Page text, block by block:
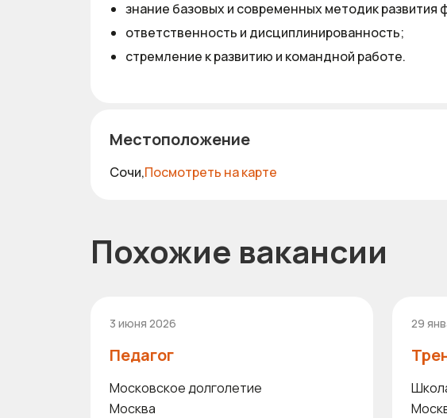
знание базовых и современных методик развития
ответственность и дисциплинированность;
стремление к развитию и командной работе.
Местоположение
Сочи,Посмотреть на карте
Похожие вакансии
3 июня 2026
Педагог
Московское долголетие
Москва
29